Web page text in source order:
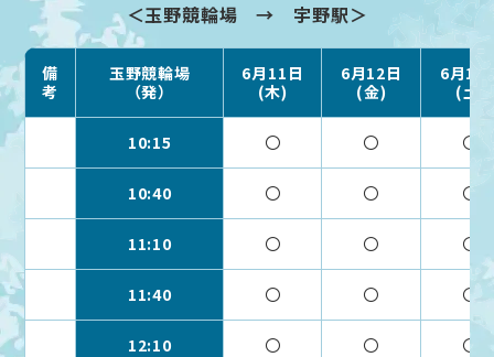
＜玉野競輪場 → 宇野駅＞
備
考
玉野競輪場
（発）
6月11日
(木)
6月12日
(金)
6月13
(土)
10:15 〇 〇 〇
10:40 〇 〇 〇
11:10 〇 〇 〇
11:40 〇 〇 〇
12:10 〇 〇 〇